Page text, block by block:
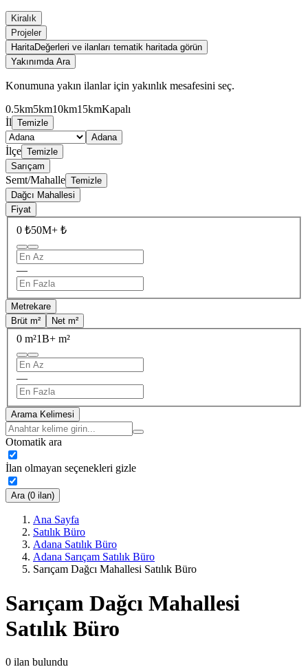
Kiralık
Projeler
HaritaDeğerleri ve ilanları tematik haritada görün
Yakınımda Ara
Konumuna yakın ilanlar için yakınlık mesafesini seç.
0.5km5km10km15kmKapalı
İl Temizle
Adana
İlçe Temizle
Sarıçam
Semt/Mahalle Temizle
Dağcı Mahallesi
Fiyat
0 ₺50M+ ₺
—
Metrekare
Brüt m²
Net m²
0 m²1B+ m²
—
Arama Kelimesi
Otomatik ara
İlan olmayan seçenekleri gizle
Ara (0 ilan)
Ana Sayfa
Satılık Büro
Adana Satılık Büro
Adana Sarıçam Satılık Büro
Sarıçam Dağcı Mahallesi Satılık Büro
Sarıçam Dağcı Mahallesi
Satılık Büro
0 ilan bulundu